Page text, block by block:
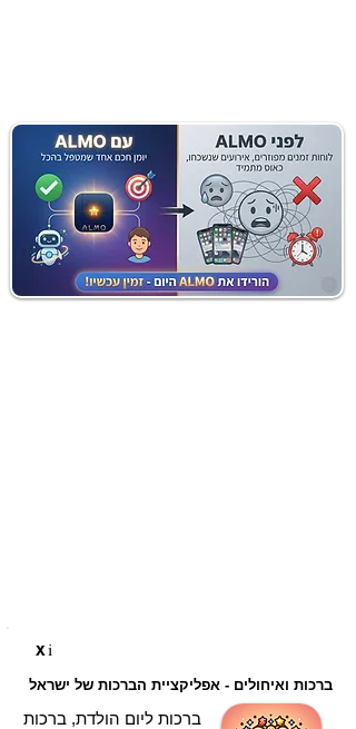
Xi
ברכות ואיחולים - אפליקציית הברכות של ישראל
ברכות ליום הולדת, ברכות